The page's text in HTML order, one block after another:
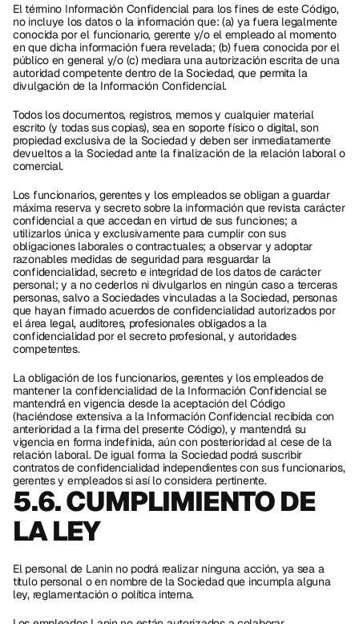
El término Información Confidencial para los fines de este Código,
no incluye los datos o la información que: (a) ya fuera legalmente
conocida por el funcionario, gerente y/o el empleado al momento
en que dicha información fuera revelada; (b) fuera conocida por el
público en general y/o (c) mediara una autorización escrita de una
autoridad competente dentro de la Sociedad, que permita la
divulgación de la Información Confidencial.
Todos los documentos, registros, memos y cualquier material
escrito (y todas sus copias), sea en soporte físico o digital, son
propiedad exclusiva de la Sociedad y deben ser inmediatamente
devueltos a la Sociedad ante la finalización de la relación laboral o
comercial.
Los funcionarios, gerentes y los empleados se obligan a guardar
máxima reserva y secreto sobre la información que revista carácter
confidencial a que accedan en virtud de sus funciones; a
utilizarlos única y exclusivamente para cumplir con sus
obligaciones laborales o contractuales; a observar y adoptar
razonables medidas de seguridad para resguardar la
confidencialidad, secreto e integridad de los datos de carácter
personal; y a no cederlos ni divulgarlos en ningún caso a terceras
personas, salvo a Sociedades vinculadas a la Sociedad, personas
que hayan firmado acuerdos de confidencialidad autorizados por
el área legal, auditores, profesionales obligados a la
confidencialidad por el secreto profesional, y autoridades
competentes.
La obligación de los funcionarios, gerentes y los empleados de
mantener la confidencialidad de la Información Confidencial se
mantendrá́ en vigencia desde la aceptación del Código
(haciéndose extensiva a la Información Confidencial recibida con
anterioridad a la firma del presente Código), y mantendrá́ su
vigencia en forma indefinida, aún con posterioridad al cese de la
relación laboral. De igual forma la Sociedad podrá suscribir
contratos de confidencialidad independientes con sus funcionarios,
gerentes y empleados si así lo considera pertinente.
5.6. CUMPLIMIENTO DE
LA LEY
El personal de Lanin no podrá realizar ninguna acción, ya sea a
título personal o en nombre de la Sociedad que incumpla alguna
ley, reglamentación o política interna.